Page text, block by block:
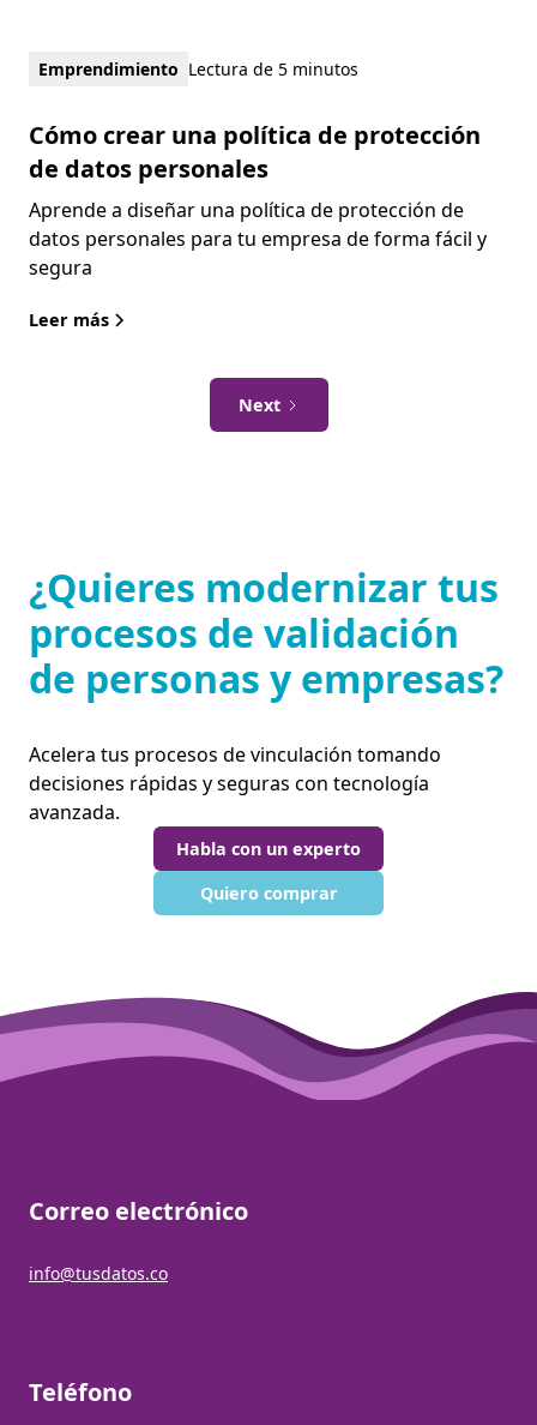
Emprendimiento Lectura de 5 minutos
Cómo crear una política de protección
de datos personales
Aprende a diseñar una política de protección de
datos personales para tu empresa de forma fácil y
segura
Leer más
Next
¿Quieres modernizar tus
procesos de validación
de personas y empresas?
Acelera tus procesos de vinculación tomando
decisiones rápidas y seguras con tecnología
avanzada.
Habla con un experto
Quiero comprar
Correo electrónico
info@tusdatos.co
Teléfono